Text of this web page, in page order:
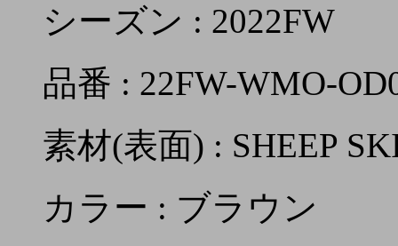
シーズン : 2022FW
品番 : 22FW-WMO-
素材(表面) : SHEEP
カラー : ブラウン